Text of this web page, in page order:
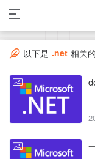
以下是 .net 相关